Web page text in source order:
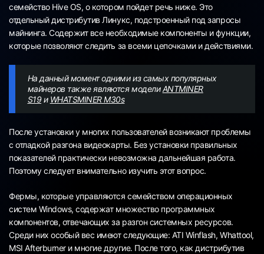
семейство Hive OS, о котором пойдет речь ниже. Это
отдельный дистрибутив Линукс, подстроенный под запросы
майнинга. Содержит все необходимые компоненты и функции,
которые позволяют следить за всеми цепочками и действиями.
На данный момент одними из самых популярных
майнеров также являются моделиANTMINER
S19и WHATSMINER M30s
После установки у многих пользователей возникают проблемы
с отладкой разгона видеокарты. Без установки правильных
показателей практически невозможна дальнейшая работа.
Поэтому следует внимательно изучить этот вопрос.
Фермы, которые управляются семейством операционных
систем Windows, содержат множество программных
компонентов, отвечающих за разгон системных ресурсов.
Среди них особый вес имеют следующие: ATI Winflash, Whattool,
MSI Afterburner и многие другие. После того, как дистрибутив